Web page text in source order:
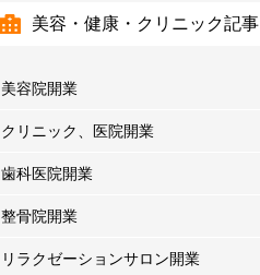
美容・健康・クリニック記事
美容院開業
クリニック、医院開業
歯科医院開業
整骨院開業
リラクゼーションサロン開業